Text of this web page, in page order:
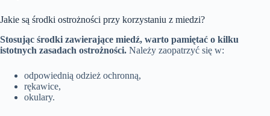
Jakie są środki ostrożności przy korzystaniu z miedzi?
Stosując środki zawierające miedź, warto pamiętać o kilku
istotnych zasadach ostrożności. Należy zaopatrzyć się w:
odpowiednią odzież ochronną,
rękawice,
okulary.